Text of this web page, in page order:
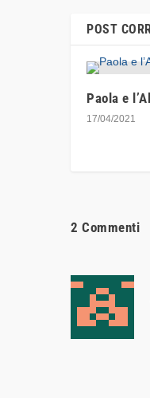
POST
Paola e
17/04/2021
2 Commenti